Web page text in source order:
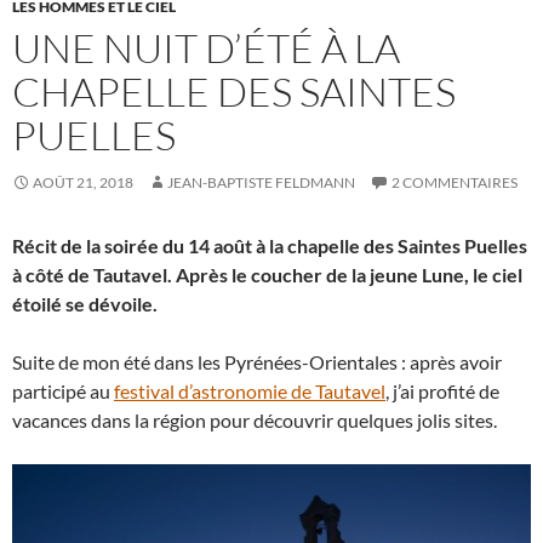
LES HOMMES ET LE CIEL
UNE NUIT D’ÉTÉ À LA
CHAPELLE DES SAINTES
PUELLES
AOÛT 21, 2018 JEAN-BAPTISTE FELDMANN 2 COMMENTAIRES
Récit de la soirée du 14 août à la chapelle des Saintes Puelles
à côté de Tautavel. Après le coucher de la jeune Lune, le ciel
étoilé se dévoile.
Suite de mon été dans les Pyrénées-Orientales : après avoir
participé au festival d’astronomie de Tautavel, j’ai profité de
vacances dans la région pour découvrir quelques jolis sites.